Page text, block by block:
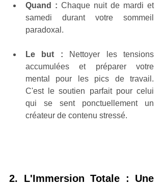
Quand : Chaque nuit de mardi et
samedi durant votre sommeil
paradoxal.
Le but :
Nettoyer les tensions
accumulées et préparer votre
mental pour les pics de travail.
C'est le soutien parfait pour celui
qui se sent ponctuellement un
créateur de contenu stressé.
2. L'Immersion Totale : Une